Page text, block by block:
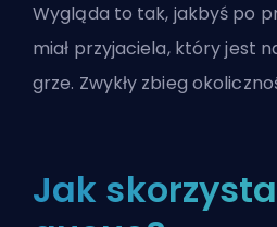
Wygląda to tak, jakbyś po
miał przyjaciela, który jest
grze. Zwykły zbieg
Jak